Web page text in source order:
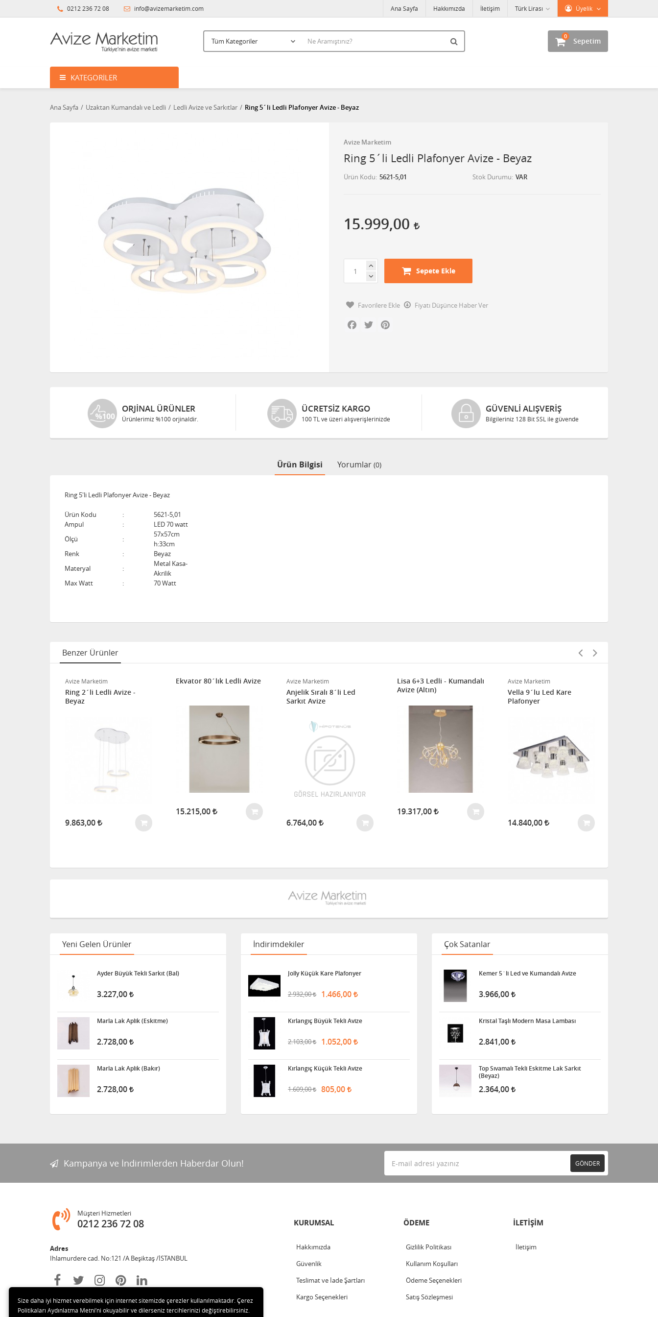
0212 236 72 08 info@avizemarketim.com Üyelik
Türk Lirası
Ana Sayfa Hakkımızda İletişim
Sepetim
0
KATEGORILER
Ana Sayfa Uzaktan Kumandalı ve Ledli Ledli Avize ve Sarkıtlar Ring 5´li Ledli Plafonyer Avize - Beyaz
Avize Marketim
Ring 5´li Ledli Plafonyer Avize - Beyaz
Ürün Kodu 5621-5,01 Stok Durumu VAR
15.999,00
Sepete Ekle
Favorilere Ekle
Fiyatı Düşünce Haber Ver
Facebook
Twitter
ORJINAL ÜRÜNLER
Ürünlerimiz %100 orjinaldir.
ÜCRETSIZ KARGO
100 TL ve üzeri alışverişlerinizde
GÜVENLI ALIŞVERIŞ
Bilgileriniz 128 Bit SSL ile güvende
Ürün Bilgisi Yorumlar (0)
Ring 5'li Ledli Plafonyer Avize - Beyaz
Ürün Kodu :
5621-5,01
Ampul
:
LED 70 watt
Ölçü
:
57x57cm
h:33cm
Renk
:
Beyaz
Materyal
:
Metal Kasa-
Akrilik
Max Watt
: 70 Watt
Benzer Ürünler
Avize Marketim
Ring 2´li Ledli Avize -
Beyaz
9.863,00
Ekvator 80´lık Ledli Avize
15.215,00
Avize Marketim
Anjelik Sıralı 8´li Led
Sarkıt Avize
6.764,00
Lisa 6+3 Ledli - Kumandalı
Avize (Altın)
19.317,00
Avize Marketim
Vella 9´lu Led Kare
Plafonyer
14.840,00
Yeni Gelen Ürünler
Ayder Büyük Tekli Sarkıt (Bal)
3.227,00
Marla Lak Aplik (Eskitme)
2.728,00
Marla Lak Aplik (Bakır)
2.728,00
İndirimdekiler
Jolly Küçük Kare Plafonyer
2.932,00 1.466,00
Kırlangıç Büyük Tekli Avize
2.103,00 1.052,00
Kırlangıç Küçük Tekli Avize
1.609,00 805,00
Çok Satanlar
Kemer 5´li Led ve Kumandalı Avize
3.966,00
Kristal Taşlı Modern Masa Lambası
2.841,00
Top Sıvamalı Tekli Eskitme Lak Sarkıt
(Beyaz)
2.364,00
Kampanya ve İndirimlerden Haberdar Olun! GÖNDER
Müşteri Hizmetleri
0212 236 72 08
Adres
Ihlamurdere cad. No:121 /A Beşiktaş /İSTANBUL
KURUMSAL
Hakkımızda
Güvenlik
Teslimat ve İade Şartları
Kargo Seçenekleri
ÖDEME
Gizlilik Politikası
Kullanım Koşulları
Ödeme Seçenekleri
Satış Sözleşmesi
İLETİŞİM
İletişim
Size daha iyi hizmet verebilmek için internet sitemizde çerezler kullanılmaktadır. Çerez
Politikaları Aydınlatma Metni’ni okuyabilir ve dilerseniz tercihlerinizi değiştirebilirsiniz.